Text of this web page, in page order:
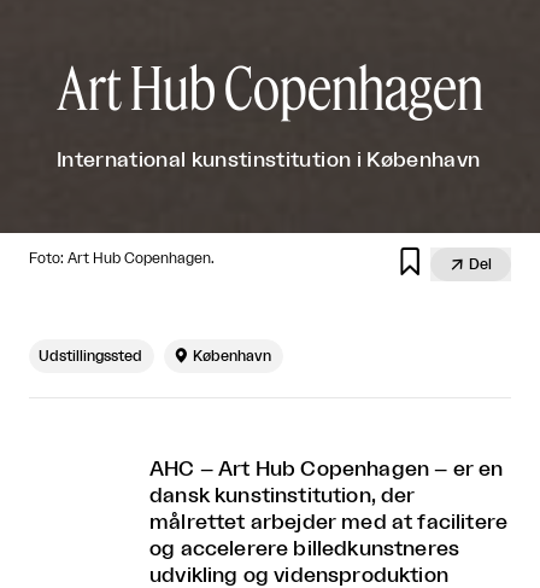
Art Hub Copenhagen
International kunstinstitution i København
Foto: Art Hub Copenhagen.   Del
Udstillingssted  København
AHC – Art Hub Copenhagen – er en
dansk kunstinstitution, der
målrettet arbejder med at facilitere
og accelerere billedkunstneres
udvikling og vidensproduktion